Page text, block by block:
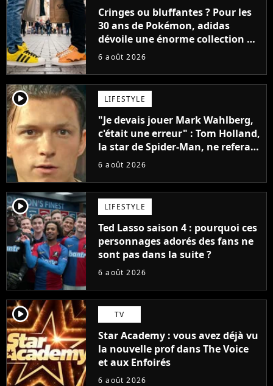
Cringes ou bluffantes ? Pour les
30 ans de Pokémon, adidas
dévoile une énorme collection de
sneakers et je ne sais pas quoi en
6 août 2026
player2 LIFESTYLE
"Je devais jouer Mark Wahlberg,
c'était une erreur" : Tom Holland,
la star de Spider-Man, ne referait
pas ce blockbuster
6 août 2026
player2 LIFESTYLE
Ted Lasso saison 4 : pourquoi ces
personnages adorés des fans ne
sont pas dans la suite ?
6 août 2026
player2 TV
Star Academy : vous avez déjà vu
la nouvelle prof dans The Voice
et aux Enfoirés
6 août 2026